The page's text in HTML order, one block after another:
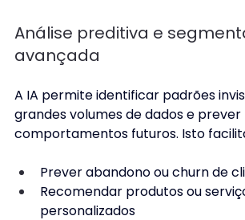
Análise preditiva e
avançada
A IA permite identificar padrões
grandes volumes de dados e prever
comportamentos futuros. Isto
Prever abandono ou churn de
Recomendar produtos ou
personalizados